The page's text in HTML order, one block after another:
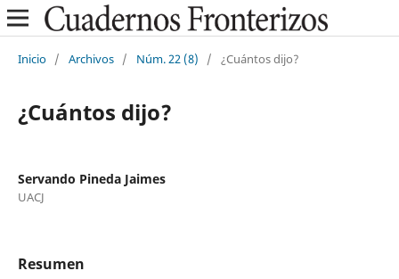
Inicio / Archivos / Núm. 22 (8) / ¿Cuántos dijo?
¿Cuántos dijo?
Servando Pineda Jaimes
UACJ
Resumen